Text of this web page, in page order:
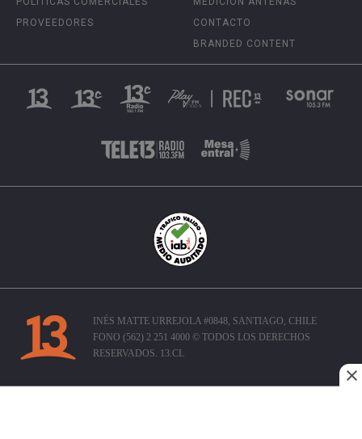
PROVEEDORES
CONTACTO
BRANDED CONTENT
INÉS MATTE URREJOLA #0848, SANTIAGO, CHILE
FONO (562) 2 251 4000 © TODOS LOS DERECHOS
RESERVADOS. 13.CL